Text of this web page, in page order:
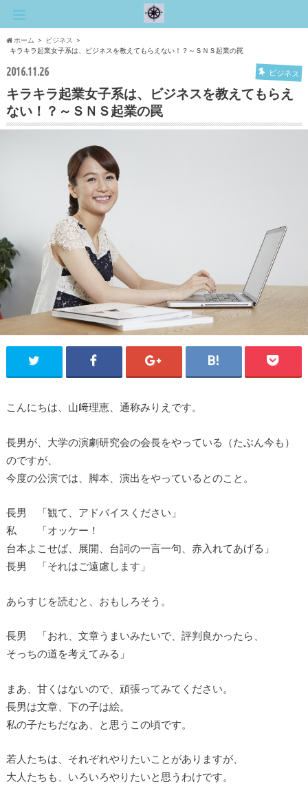
ホーム
ビジネス
キラキラ起業女子系は、ビジネスを教えてもらえない！？～ＳＮＳ起業の罠
2016.11.26 ビジネス
キラキラ起業女子系は、ビジネスを教えてもらえ
ない！？～ＳＮＳ起業の罠
こんにちは、山﨑理恵、通称みりえです。
長男が、大学の演劇研究会の会長をやっている（たぶん今も）
のですが、
今度の公演では、脚本、演出をやっているとのこと。
長男 「観て、アドバイスください」
私 「オッケー！
台本よこせば、展開、台詞の一言一句、赤入れてあげる」
長男 「それはご遠慮します」
あらすじを読むと、おもしろそう。
長男 「おれ、文章うまいみたいで、評判良かったら、
そっちの道を考えてみる」
まあ、甘くはないので、頑張ってみてください。
長男は文章、下の子は絵。
私の子たちだなあ、と思うこの頃です。
若人たちは、それぞれやりたいことがありますが、
大人たちも、いろいろやりたいと思うわけです。